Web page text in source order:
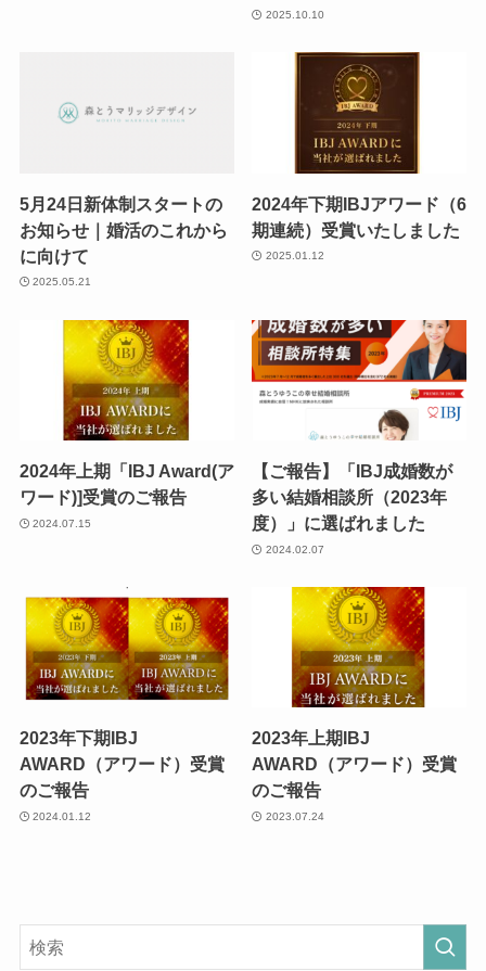
2025.10.10
5月24日新体制スタートの
お知らせ｜婚活のこれから
に向けて
2025.05.21
2024年下期IBJアワード（6
期連続）受賞いたしました
2025.01.12
2024年上期「IBJ Award(ア
ワード)]受賞のご報告
2024.07.15
【ご報告】「IBJ成婚数が
多い結婚相談所（2023年
度）」に選ばれました
2024.02.07
2023年下期IBJ
AWARD（アワード）受賞
のご報告
2024.01.12
2023年上期IBJ
AWARD（アワード）受賞
のご報告
2023.07.24